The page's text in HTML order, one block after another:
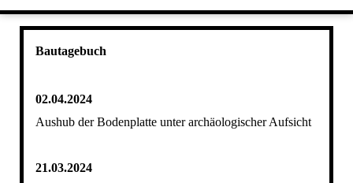
Bautagebuch
02.04.2024
Aushub der Bodenplatte unter archäologischer Aufsicht
21.03.2024